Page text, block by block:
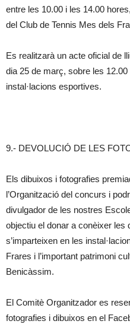
entre les 10.00 i les 14.00
del Club de Tennis Mes dels
Es realitzarà un acte oficial de
dia 25 de març, sobre les
instal·lacions esportives.
9.- DEVOLUCIÓ DE LES
Els dibuixos i fotografies
l’Organització del concurs i
divulgador de les nostres
objectiu el donar a conèixer
s’imparteixen en les
Frares i l’important patrimoni
Benicàssim.
El Comitè Organitzador es
fotografies i dibuixos en el